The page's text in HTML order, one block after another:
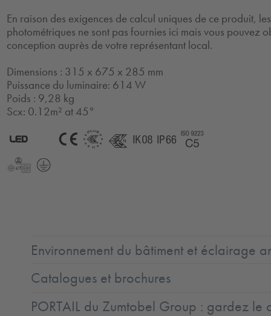
En raison des exigences de calcul uniques de ce produit,
photométriques ne sont pas fournies ici mais vous pouvez
conception auprès de votre représentant local.
Dimensions : 315 x 675 x 285 mm
Puissance du luminaire: 614 W
Poids : 9,28 kg
Scx: 0.12m² at 45°
Environnement du bâtiment et éclairage
Catalogues et brochures
PORTAIL du Zumtobel Group : gardez le